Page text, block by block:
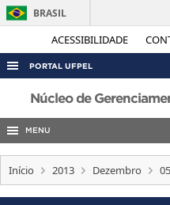
ACESSIBILIDADE
BRASIL
PORTAL UFPEL
ACESSO À INFORMAÇÃO
AUDITORIA
CONCURSOS
Núcleo de
MENU
Início 2013 Dezembro 05